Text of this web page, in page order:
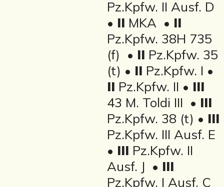
Pz.Kpfw. II Ausf. D
• II MKA • II
Pz.Kpfw. 38H 735
(f) • II Pz.Kpfw. 35
(t) • II Pz.Kpfw. I •
II Pz.Kpfw. II • III
43 M. Toldi III • III
Pz.Kpfw. 38 (t) • III
Pz.Kpfw. III Ausf. E
• III Pz.Kpfw. II
Ausf. J • III
Pz.Kpfw. I Ausf. C